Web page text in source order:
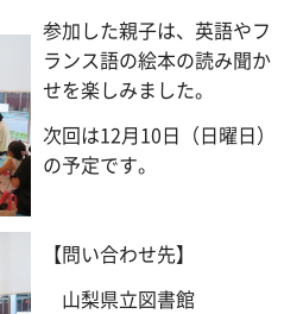
参加した親子は、英語やフ
ランス語の絵本の読み聞か
せを楽しみました。
次回は12月10日（日曜日）
の予定です。
【問い合わせ先】
山梨県立図書館